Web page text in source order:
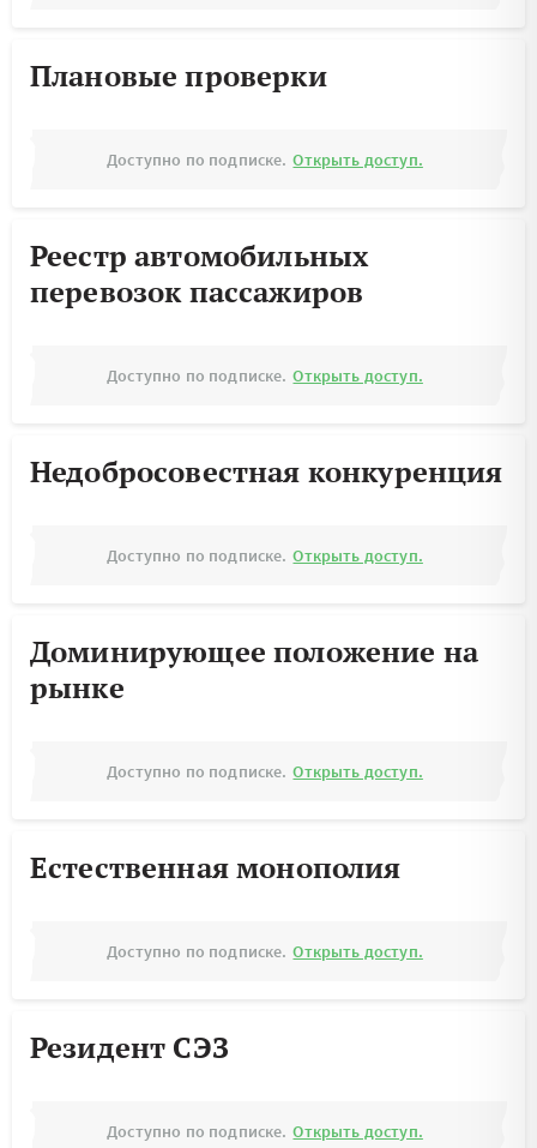
Плановые проверки
Доступно по подписке. Открыть доступ.
Реестр автомобильных
перевозок пассажиров
Доступно по подписке. Открыть доступ.
Недобросовестная конкуренция
Доступно по подписке. Открыть доступ.
Доминирующее положение на
рынке
Доступно по подписке. Открыть доступ.
Естественная монополия
Доступно по подписке. Открыть доступ.
Резидент СЭЗ
Доступно по подписке. Открыть доступ.